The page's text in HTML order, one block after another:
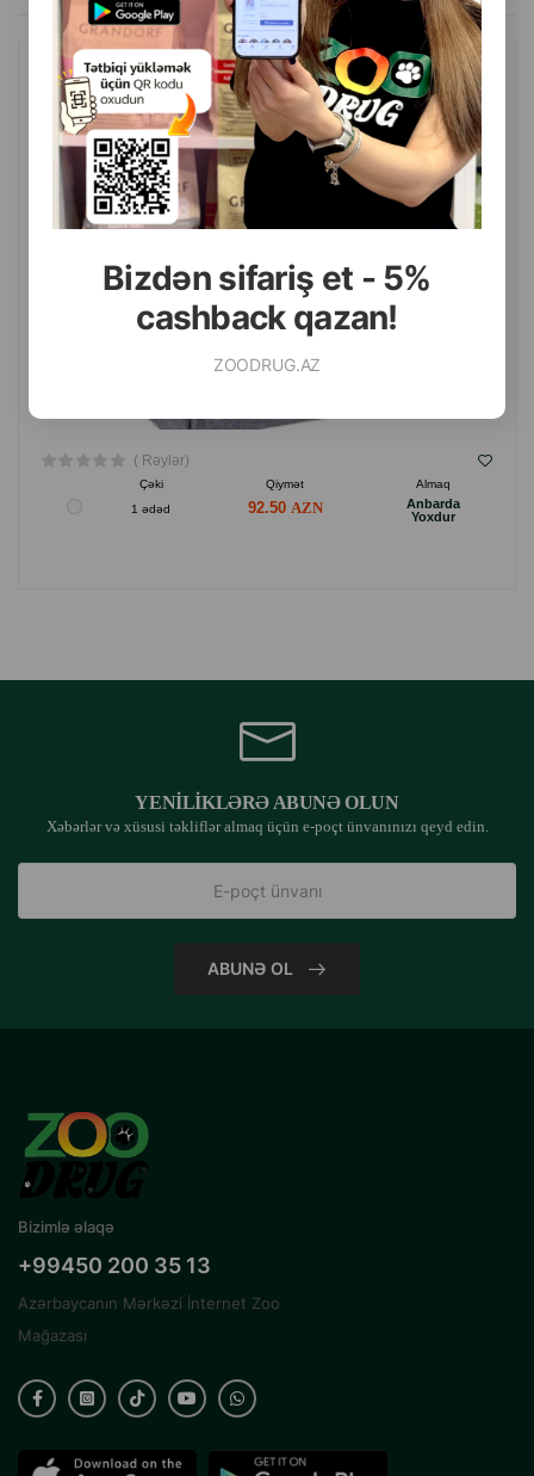
Bizdən sifariş et - 5%
cashback qazan!
ZOODRUG.AZ
Gündəlik istifadə üçün idealdır.
Elastik.
Yumaq imkanı.
Rahatlığı və hərəkət azadlığını təmin edir.
Keyfiyyətli materiallardan hazırlanmışdır.
AMIPLAY PIŞIK EVI. RƏNG: BOZ. ÖLÇÜ: 33X42X36 SM.
( Rəylər)
Çəki Qiymət
Almaq
1 ədəd
92.50
Anbarda
Yoxdur
YENILIKLƏRƏ ABUNƏ OLUN
Xəbərlər və xüsusi təkliflər almaq üçün e-poçt ünvanınızı qeyd edin.
ABUNƏ OL
Bizimlə əlaqə
+99450 200 35 13
Azərbaycanın Mərkəzi İnternet Zoo
Mağazası